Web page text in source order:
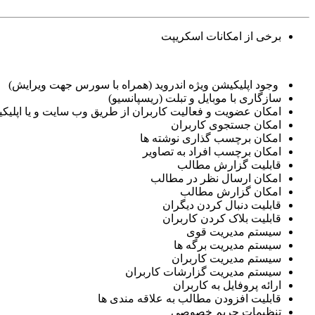
برخی از امکانات اسکریپت
وجود اپلیکیشن ویژه اندروید (همراه با سورس جهت ویرایش)
سازگاری با موبایل و تبلت (ریسپانسیو)
امکان عضویت و فعالیت کاربران از طریق وب سایت و یا
امکان جستجوی کاربران
امکان برچسب گذاری نوشته ها
امکان برچسب افراد به تصاویر
قابلیت گزارش مطالب
امکان ارسال نظر در مطالب
امکان گزارش مطالب
قابلیت دنبال کردن دیگران
قابلیت بلاک کردن کاربران
سیستم مدیریت قوی
سیستم مدیریت برگه ها
سیستم مدیریت کاربران
سیستم مدیریت گزارشات کاربران
ارائه پروفایل به کاربران
قابلیت افزودن مطالب به علاقه مندی ها
تنظیمات حریم خصوصی